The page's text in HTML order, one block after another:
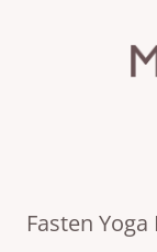
Reset from stress
Fasten